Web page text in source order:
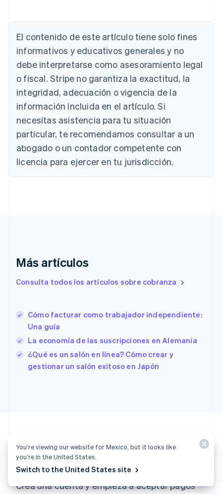
El contenido de este artículo tiene solo fines
informativos y educativos generales y no
debe interpretarse como asesoramiento legal
o fiscal. Stripe no garantiza la exactitud, la
integridad, adecuación o vigencia de la
información incluida en el artículo. Si
necesitas asistencia para tu situación
particular, te recomendamos consultar a un
abogado o un contador competente con
licencia para ejercer en tu jurisdicción.
Más artículos
Consulta todos los artículos sobre cobranza
Cómo facturar como trabajador independiente:
Una guía
La economía de las suscripciones en Alemania
¿Qué es un salón en línea? Cómo crear y
gestionar un salón exitoso en Japón
¿Todo listo para empezar?
Crea una cuenta y empieza a aceptar pagos
Australia
Austria
DeutschEnglish
Bélgica
Nederlands Français Deutsch English
Brasil
Português English
Bulgaria
English
Canadá
English Français
China continental
简体中文 English
Chipre
Croacia
Eslovenia
España
English Español简体中文
Estonia
English
Finlandia
EnglishSvenska
Francia
Français
English
Irlanda
English
Italia
You’re viewing our website for Mexico, but it looks like
you’re in the United States.
Switch to the United States site